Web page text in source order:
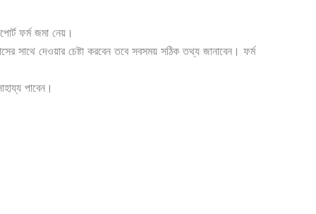
ফর্ম জমা নেয়।
দেওয়ার চেষ্টা করবেন তবে সবসময় সঠিক তথ্য জানাবেন। ফর্ম
পাবেন।